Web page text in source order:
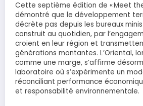
Cette septième édition de « Meet
démontré que le développement
décrète pas depuis les bureaux
construit au quotidien, par
croient en leur région et
générations montantes. L’Oriental,
comme une marge, s’affirme
laboratoire où s’expérimente un
réconciliant performance
et responsabilité environnementale.